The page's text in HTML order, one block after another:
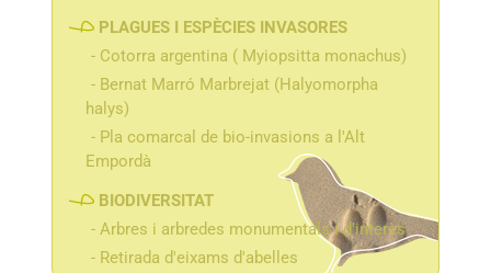
PLAGUES I ESPÈCIES INVASORES
Cotorra argentina ( Myiopsitta monachus)
Bernat Marró Marbrejat (Halyomorpha
halys)
Pla comarcal de bio-invasions a l'Alt
Empordà
BIODIVERSITAT
Arbres i arbredes monumentals i d'interès
Retirada d'eixams d'abelles